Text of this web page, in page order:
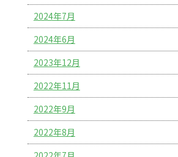
2024年7月
2024年6月
2023年12月
2022年11月
2022年9月
2022年8月